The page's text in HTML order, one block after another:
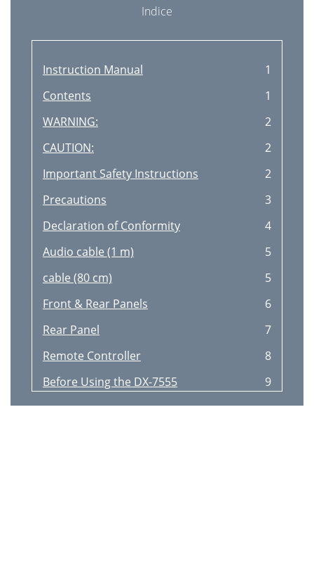
Indice
Instruction Manual
1
Contents
1
WARNING:
2
CAUTION:
2
Important Safety Instructions
2
Precautions
3
Declaration of Conformity
4
Audio cable (1 m)
5
cable (80 cm)
5
Front & Rear Panels
6
Rear Panel
7
Remote Controller
8
Before Using the DX-7555
9
Connecting the DX-7555
10